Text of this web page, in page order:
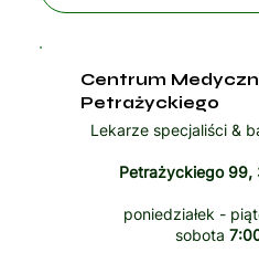
Centrum
Petrażyckiego
Lekarze specjaliści &
Petrażyckiego 99,
poniedziałek -
sobota